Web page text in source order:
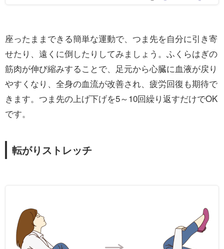
座ったままできる簡単な運動で、つま先を自分に引き寄
せたり、遠くに倒したりしてみましょう。ふくらはぎの
筋肉が伸び縮みすることで、足元から心臓に血液が戻り
やすくなり、全身の血流が改善され、疲労回復も期待で
きます。つま先の上げ下げを5～10回繰り返すだけでOK
です。
転がりストレッチ